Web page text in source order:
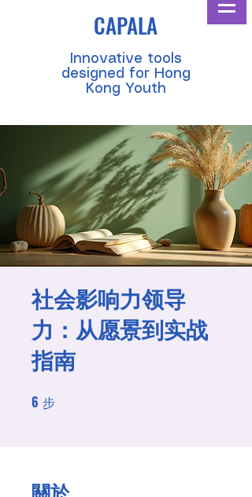
CAPALA
​Innovative tools
designed for Hong
Kong Youth
社会影响力领导
力：从愿景到实战
指南
6 步
關於